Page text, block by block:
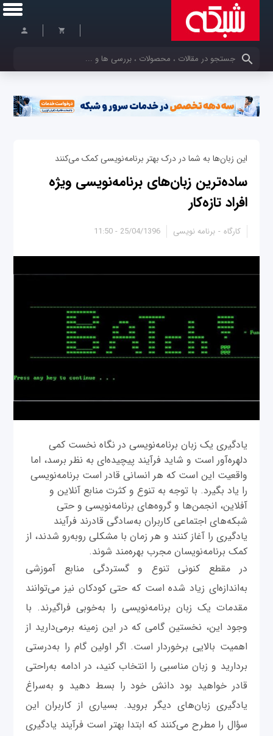
کلمات کلیدی خود را وارد کنید
این زبان‌ها به شما در درک بهتر برنامه‌نویسی کمک می‌کنند
ساده‌ترین زبان‌های برنامه‌نویسی ویژه
افراد تازه‌کار
25/04/1396 - 11:50 کارگاه برنامه نویسی
یادگیری یک زبان برنامه‌نویسی در نگاه نخست کمی
دلهره‌آور است و شاید فرآیند پیچیده‌ای به نظر برسد، اما
واقعیت این است که هر انسانی قادر است برنامه‌نویسی
را یاد بگیرد. با توجه به تنوع و کثرت منابع آنلاین و
آفلاین، انجمن‌ها و گروه‌های برنامه‌نویسی و حتی
شبکه‌های اجتماعی کاربران به‌سادگی قادرند فرآیند
یادگیری را آغاز کنند و هر زمان با مشکلی روبه‌رو شدند، از
کمک‌ برنامه‌نویسان مجرب بهره‌مند شوند.
در مقطع کنونی تنوع و گستردگی منابع آموزشی
به‌اندازه‌ای زیاد شده است که حتی کودکان نیز می‌توانند
مقدمات یک زبان برنامه‌نویسی را به‌خوبی فراگیرند. با
وجود این، نخستین گامی که در این زمینه برمی‌دارید از
اهمیت بالایی برخوردار است. اگر اولین گام را به‌درستی
بردارید و زبان مناسبی را انتخاب کنید، در ادامه به‌راحتی
قادر خواهید بود دانش خود را بسط دهید و به‌سراغ
یادگیری زبان‌های دیگر بروید. بسیاری از کاربران این
سؤال را مطرح می‌کنند که ابتدا بهتر است فرآیند یادگیری